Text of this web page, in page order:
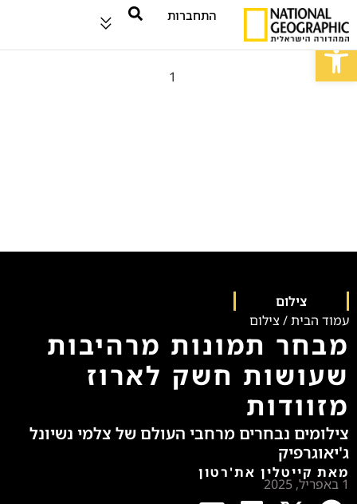
פתח סרגל נגישות
התחברות
צילום
עמוד הבית/ צילום
מבחר תמונות מרהיבות
שעושות חשק לארוז
מזוודות
צילומים נבחרים מרחבי העולם של צלמי נשיונל
ג'יאוגרפיק
מאת קייטלין את'רטון
1 באפריל, 2025